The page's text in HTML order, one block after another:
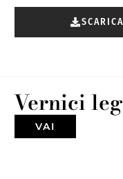
Vernici
VAI